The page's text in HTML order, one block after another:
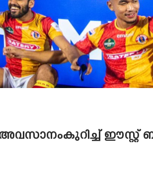
ഈസ്റ്റ്